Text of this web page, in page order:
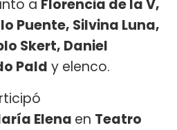
a Florencia de la V,
Puente, Silvina Luna,
Skert, Daniel
Pald y elenco.
Elena en Teatro